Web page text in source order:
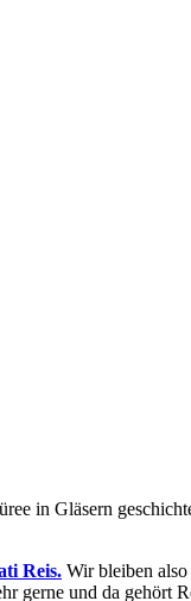
in Gläsern
Reis. Wir bleiben
gerne und da gehört